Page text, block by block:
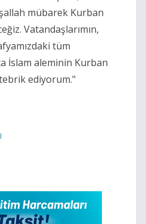
mübarek Kurban
Vatandaşlarımın,
tüm
İslam aleminin Kurban
ediyorum."